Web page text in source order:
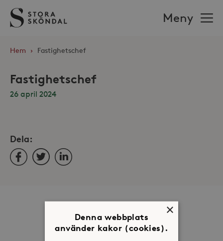
Stora
Sköndal
Meny
Hem › Fastighetschef
Fastighetschef
26 april 2024
Dela:
FacebookTwitterLinkedIn
Organisation
×
Denna webbplats
använder kakor (cookies).